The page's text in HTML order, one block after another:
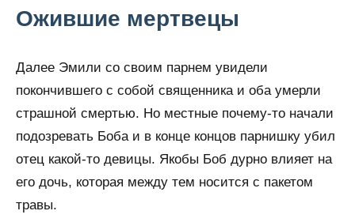
Ожившие мертвецы
Далее Эмили со своим парнем увидели
покончившего с собой священника и оба умерли
страшной смертью. Но местные почему-то начали
подозревать Боба и в конце концов парнишку убил
отец какой-то девицы. Якобы Боб дурно влияет на
его дочь, которая между тем носится с пакетом
травы.